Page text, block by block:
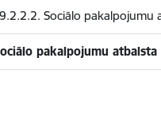
Sociālo pakalpojumu
pakalpojumu